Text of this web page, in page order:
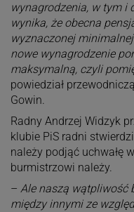
wynagrodzenia, w tym i
wynika, że obecna
wyznaczonej
nowe wynagrodzenie
maksymalną, czyli
powiedział
Gowin.
Radny Andrzej Widzyk
klubie PiS radni
należy podjąć uchwałę
burmistrzowi należy.
– Ale naszą wątpliwość
między innymi ze